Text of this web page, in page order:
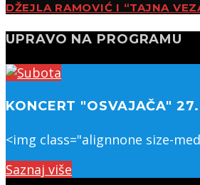
DŽEJLA RAMOVIĆ I “TAJNA
UPRAVO NA PROGRAMU
KONCERT "OSVAJAČA"
<img class="alignnone size-
Saznaj više